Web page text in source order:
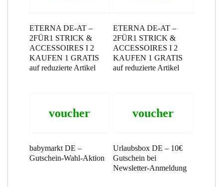
ETERNA DE-AT –
2FÜR1 STRICK &
ACCESSOIRES I 2
KAUFEN 1 GRATIS
auf reduzierte Artikel
ETERNA DE-AT –
2FÜR1 STRICK &
ACCESSOIRES I 2
KAUFEN 1 GRATIS
auf reduzierte Artikel
voucher
babymarkt DE –
Gutschein-Wahl-Aktion
voucher
Urlaubsbox DE – 10€
Gutschein bei
Newsletter-Anmeldung